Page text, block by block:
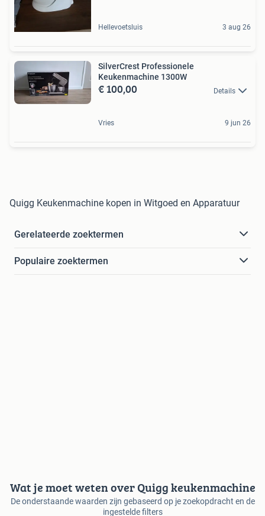
Hellevoetsluis 3 aug 26
SilverCrest Professionele
Keukenmachine 1300W
€ 100,00 Details
Vries 9 jun 26
Quigg Keukenmachine kopen in Witgoed en Apparatuur
Gerelateerde zoektermen
Populaire zoektermen
Wat je moet weten over Quigg keukenmachine
De onderstaande waarden zijn gebaseerd op je zoekopdracht en de
ingestelde filters